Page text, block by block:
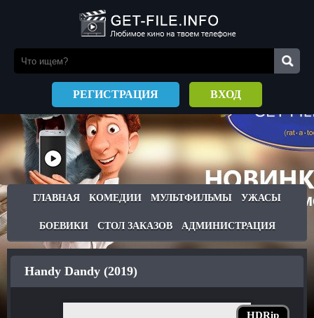
РЕГИСТРАЦИЯ ВХОД
ГЛАВНАЯ КОМЕДИИ МУЛЬТФИЛЬМЫ УЖАСЫ
БОЕВИКИ СТОЛ ЗАКАЗОВ АДМИНИСТРАЦИЯ
HDRip
Handy Dandy (2019)